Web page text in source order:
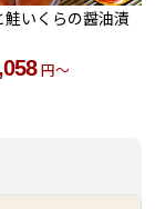
鮭いくらの醤油漬
円～